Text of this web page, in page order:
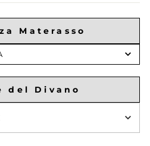
Materasso
del Divano